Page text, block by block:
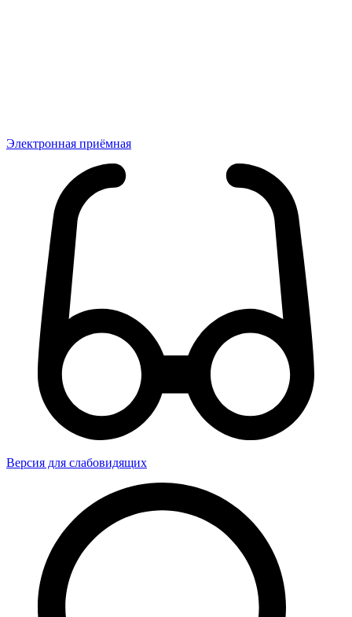
Электронная приёмная
Версия для слабовидящих